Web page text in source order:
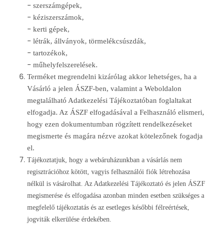
- szerszámgépek,
- kéziszerszámok,
- kerti gépek,
- létrák, állványok, törmelékcsúszdák,
- tartozékok,
- műhelyfelszerelések.
Terméket megrendelni kizárólag akkor lehetséges, ha a
Vásárló a jelen ÁSZF-ben, valamint a Weboldalon
megtalálható Adatkezelési Tájékoztatóban foglaltakat
elfogadja. Az ÁSZF elfogadásával a Felhasználó elismeri,
hogy ezen dokumentumban rögzített rendelkezéseket
megismerte és magára nézve azokat kötelezőnek fogadja
el.
Tájékoztatjuk, hogy a webáruházunkban a vásárlás nem
regisztrációhoz kötött, vagyis felhasználói fiók létrehozása
nélkül is vásárolhat. Az Adatkezelési Tájékoztató és jelen ÁSZF
megismerése és elfogadása azonban minden esetben szükséges a
megfelelő tájékoztatás és az esetleges későbbi félreértések,
jogviták elkerülése érdekében.